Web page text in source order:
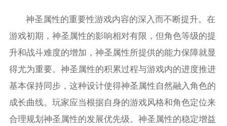
神圣属性的重要性游戏内容的深入而不断提升。在
游戏初期，神圣属性的影响相对有限，但角色等级的提
升和战斗难度的增加，神圣属性所提供的能力保障就显
得尤为重要。神圣属性的积累过程与游戏内的进度推进
基本保持同步，这种设计使得神圣属性自然融入角色的
成长曲线。玩家应当根据自身的游戏风格和角色定位来
合理规划神圣属性的发展优先级。神圣属性的稳定增益